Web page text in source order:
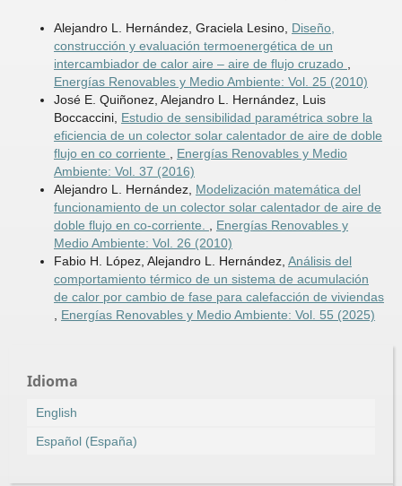
Alejandro L. Hernández, Graciela Lesino, Diseño,
construcción y evaluación termoenergética de un
intercambiador de calor aire – aire de flujo cruzado ,
Energías Renovables y Medio Ambiente: Vol. 25 (2010)
José E. Quiñonez, Alejandro L. Hernández, Luis
Boccaccini, Estudio de sensibilidad paramétrica sobre la
eficiencia de un colector solar calentador de aire de doble
flujo en co­ corriente , Energías Renovables y Medio
Ambiente: Vol. 37 (2016)
Alejandro L. Hernández, Modelización matemática del
funcionamiento de un colector solar calentador de aire de
doble flujo en co-corriente. , Energías Renovables y
Medio Ambiente: Vol. 26 (2010)
Fabio H. López, Alejandro L. Hernández, Análisis del
comportamiento térmico de un sistema de acumulación
de calor por cambio de fase para calefacción de viviendas
, Energías Renovables y Medio Ambiente: Vol. 55 (2025)
Idioma
English
Español (España)